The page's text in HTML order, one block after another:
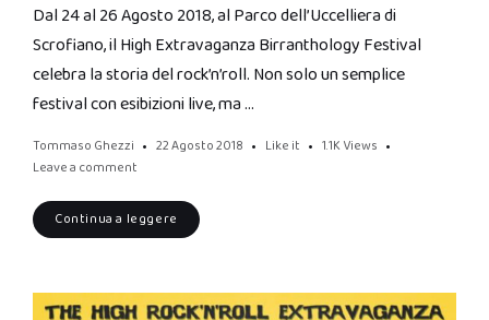
Dal 24 al 26 Agosto 2018, al Parco dell’Uccelliera di
Scrofiano, il High Extravaganza Birranthology Festival
celebra la storia del rock’n’roll. Non solo un semplice
festival con esibizioni live, ma …
Tommaso Ghezzi 22 Agosto 2018 Like it 1.1K Views
Leave a comment
Continua a leggere